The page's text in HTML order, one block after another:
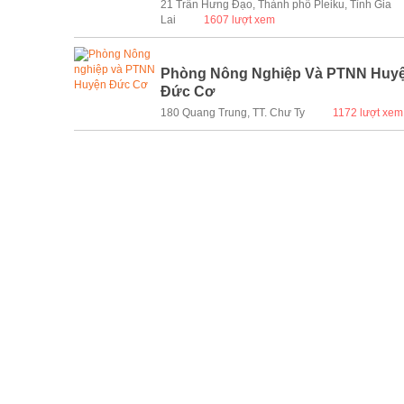
21 Trần Hưng Đạo, Thành phố Pleiku, Tỉnh Gia
Lai
1607 lượt xem
Phòng Nông Nghiệp Và PTNN
Đức Cơ
180 Quang Trung, TT. Chư Ty 1172 lượt xem